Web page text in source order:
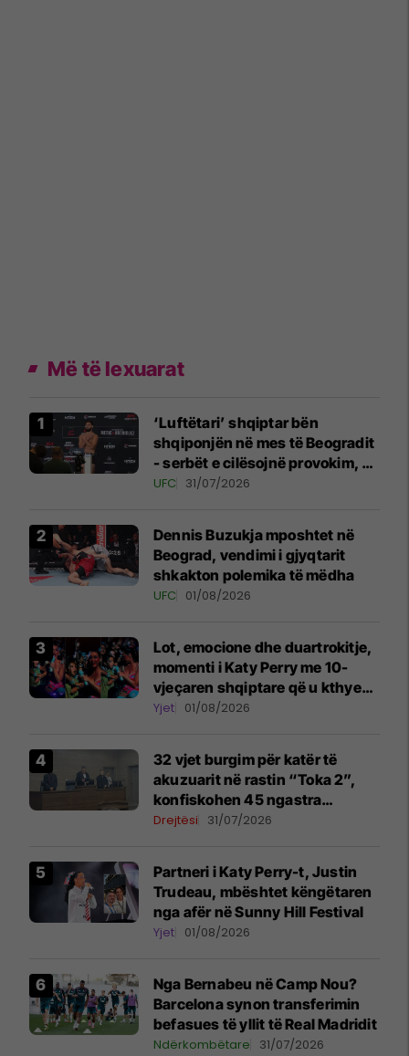
Më të lexuarat
‘Luftëtari’ shqiptar bën
shqiponjën në mes të Beogradit
- serbët e cilësojnë provokim, ai
e cilëson simbol të identitetit
UFC 31/07/2026
Dennis Buzukja mposhtet në
Beograd, vendimi i gjyqtarit
shkakton polemika të mëdha
UFC 01/08/2026
Lot, emocione dhe duartrokitje,
momenti i Katy Perry me 10-
vjeçaren shqiptare që u kthye
në simbolin e natës në Sunny
Yjet 01/08/2026
32 vjet burgim për katër të
akuzuarit në rastin “Toka 2”,
konfiskohen 45 ngastra
kadastrale
Drejtësi 31/07/2026
Partneri i Katy Perry-t, Justin
Trudeau, mbështet këngëtaren
nga afër në Sunny Hill Festival
Yjet 01/08/2026
Nga Bernabeu në Camp Nou?
Barcelona synon transferimin
befasues të yllit të Real Madridit
Ndërkombëtare 31/07/2026